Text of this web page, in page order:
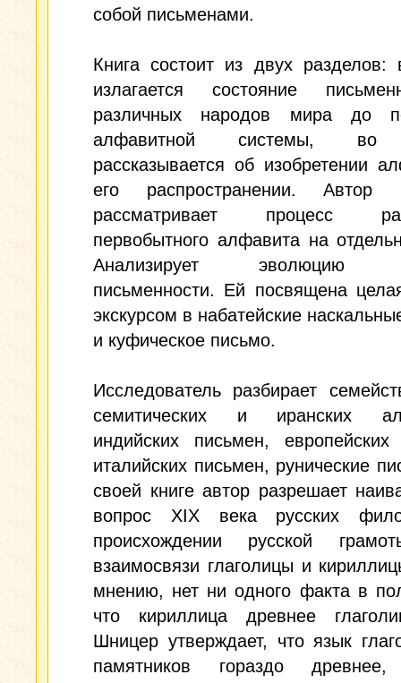
собой письменами.
Книга состоит из двух разделов:
излагается состояние
различных народов мира до
алфавитной системы, во
рассказывается об изобретении
его распространении. Автор
рассматривает процесс
первобытного алфавита на
Анализирует эволюцию
письменности. Ей посвящена
экскурсом в набатейские
и куфическое письмо.
Исследователь разбирает
семитических и иранских
индийских письмен,
италийских письмен, рунические
своей книге автор разрешает
вопрос XIX века русских
происхождении русской
взаимосвязи глаголицы и
мнению, нет ни одного факта в
что кириллица древнее
Шницер утверждает, что язык
памятников гораздо древнее,